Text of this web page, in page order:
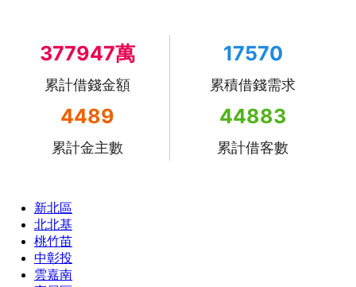
377947萬
累計借錢金額
17570
累積借錢需求
4489
累計金主數
44883
累計借客數